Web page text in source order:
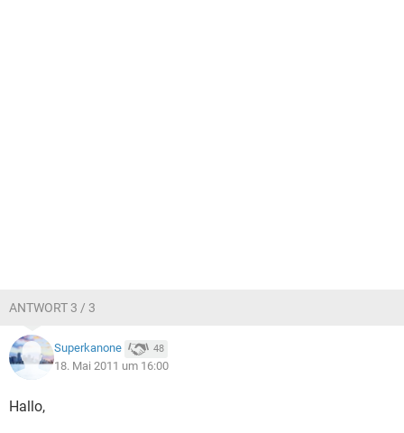
ANTWORT 3 / 3
Superkanone 48
18. Mai 2011 um 16:00
Hallo,